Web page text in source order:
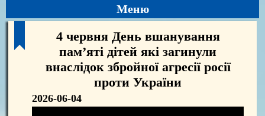
Меню
4 червня День вшанування
пам’яті дітей які загинули
внаслідок збройної агресії росії
проти України
2026-06-04